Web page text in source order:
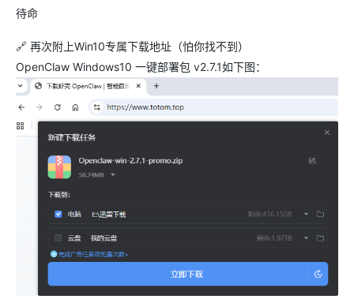
待命
🔗 再次附上Win10专属下载地址（怕你找不到）
OpenClaw Windows10 一键部署包 v2.7.1如下图：